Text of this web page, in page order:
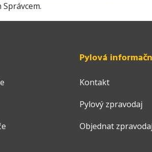
Pylová
Kontakt
Pylový zpravodaj
Objednat zpravodaj